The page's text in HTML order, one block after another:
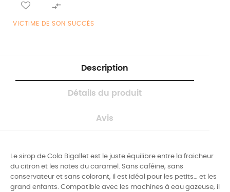

VICTIME DE SON SUCCÈS
Description
Détails du produit
Avis
Le sirop de Cola Bigallet est le juste équilibre entre la fraicheur
du citron et les notes du caramel. Sans caféine, sans
conservateur et sans colorant, il est idéal pour les petits… et les
grand enfants. Compatible avec les machines à eau gazeuse, il